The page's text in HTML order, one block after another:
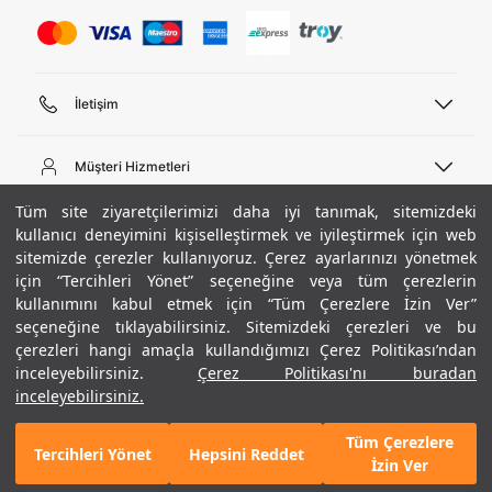
Tüm site ziyaretçilerimizi daha iyi tanımak, sitemizdeki
kullanıcı deneyimini kişiselleştirmek ve iyileştirmek için web
sitemizde çerezler kullanıyoruz. Çerez ayarlarınızı yönetmek
için “Tercihleri Yönet” seçeneğine veya tüm çerezlerin
kullanımını kabul etmek için “Tüm Çerezlere İzin Ver”
seçeneğine tıklayabilirsiniz. Sitemizdeki çerezleri ve bu
çerezleri hangi amaçla kullandığımızı Çerez Politikası’ndan
inceleyebilirsiniz.
Çerez Politikası'nı buradan
inceleyebilirsiniz.
Tercihleri Yönet Hepsini Reddet
Tüm Çerezlere
İzin Ver
+ 5 Renk
GELINCE HABER VER
İletişim
444 02 00
Pazartesi - Cuma 09:00 - 18:00
E-posta
bilgi@underarmour.com
Müşteri Hizmetleri
Sipariş Sorgulama
Bize Ulaşın
Teslimat Bilgileri
İşlem Rehberi
İade ve Değişimler
Sıkça Sorulan Sorular
Beden Rehberi
Site Haritası
Hakkımızda
Ticari Bilgiler
Hükümler ve Koşullar
Gizlilik Politikası
Çerez Politikası
Kariyer
ETBİS
UA Sosyal Medya
Instagram
Facebook
Twitter
Popüler Kategoriler
Erkek Basketbol Ayakkabısı
Çocuk Basketbol Ayakkabısı
Erkek Eşofman